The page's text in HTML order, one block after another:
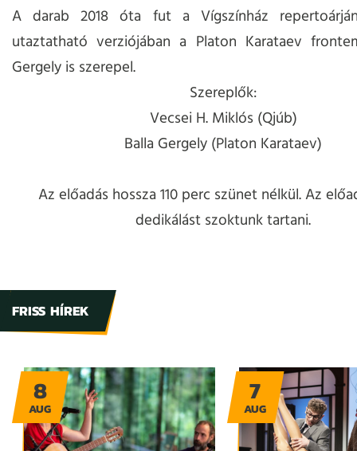
A darab 2018 óta fut a Vígszínház
utaztatható verziójában a Platon Karataev
Gergely is szerepel.
Szereplők:
Vecsei H. Miklós (Qjúb)
Balla Gergely (Platon Karataev)
Az előadás hossza 110 perc szünet nélkül. Az
dedikálást szoktunk tartani.
FRISS HÍREK
8
AUG
7
AUG